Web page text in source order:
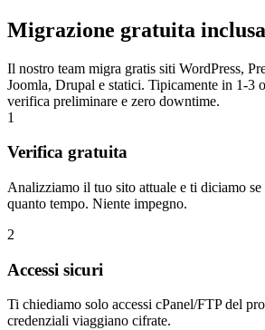
Migrazione gratuita inclusa
Il nostro team migra gratis siti WordPress,
Joomla, Drupal e statici. Tipicamente in 1-3
verifica preliminare e zero downtime.
1
Verifica gratuita
Analizziamo il tuo sito attuale e ti diciamo se
quanto tempo. Niente impegno.
2
Accessi sicuri
Ti chiediamo solo accessi cPanel/FTP del
credenziali viaggiano cifrate.